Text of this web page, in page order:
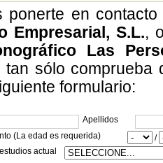
ponerte en
Empresarial, S.L.,
Las
tan sólo comprueba
formulario:
Apellidos
(La edad es requerida)
/
actual